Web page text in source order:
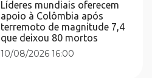
Líderes mundiais oferecem
apoio à Colômbia após
terremoto de magnitude 7,4
que deixou 80 mortos
10/08/2026 16:00